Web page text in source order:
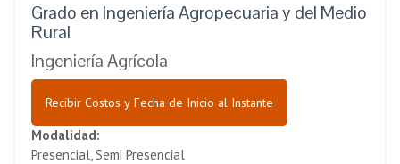
Grado en Ingeniería Agropecuaria y del Medio
Rural
Ingeniería Agrícola
Recibir Costos y Fecha de Inicio al Instante
Modalidad:
Presencial, Semi Presencial